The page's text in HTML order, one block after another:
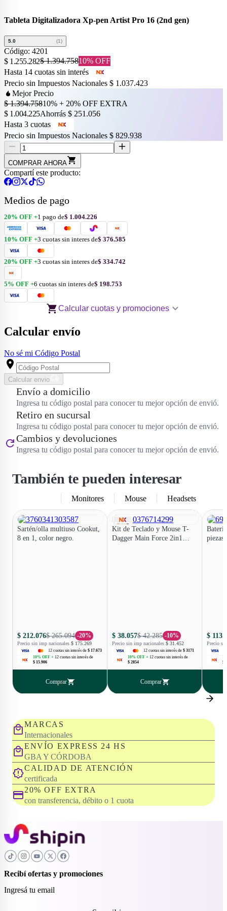
Tableta Digitalizadora Xp-pen Artist Pro 16 (2nd gen)
5.0 (1)
Código: 4201
$ 1.255.282$ 1.394.75810% OFF
Hasta 14 cuotas sin interés
Precio sin Impuestos Nacionales $ 1.037.423
Mejor Precio
$ 1.394.75810% + 20% OFF EXTRA
$ 1.004.225Ahorrás $ 251.056
Hasta 3 cuotas
Precio sin Impuestos Nacionales $ 829.938
COMPRAR AHORA
Compartí este producto:
Medios de pago
20% OFF +1 pago de$ 1.004.226
10% OFF +3 cuotas sin interes de$ 376.585
20% OFF +3 cuotas sin interes de$ 334.742
5% OFF +6 cuotas sin interes de$ 198.753
Calcular cuotas y promociones
Calcular envío
No sé mi Código Postal
Calcular envio
Envío a domicilio
Ingresa tu código postal para conocer tu mejor opción de envió.
Retiro en sucursal
Ingresa tu código postal para conocer tu mejor opción de envió.
Cambios y devoluciones
Ingresa tu código postal para conocer tu mejor opción de envió.
También te pueden interesar
Monitores Mouse Headsets
Sartén/olla multiuso Cookut,
8 en 1, color negro.
$ 212.076$ 265.094 -20%
Precio sin imp nacionales $ 175.269
12 cuotas sin interés de $ 17.673
10% OFF + 12cuotas sin interés de
$ 15.906
Comprar
Kit de Teclado y Mouse T-
Dagger Main Force 2in1
$ 38.057$ 42.285 -10%
Precio sin imp nacionales $ 31.452
12cuotas sin interés de $ 3171
10% OFF + 12cuotas sin interés de
$ 2854
Comprar
piezas
$
Precio
10
$
MARCAS
Internacionales
ENVÍO EXPRESS 24 HS
GBA Y CÓRDOBA
CALIDAD DE ATENCIÓN
certificada
20% OFF EXTRA
con transferencia, débito o 1 cuota
Recibí ofertas y promociones